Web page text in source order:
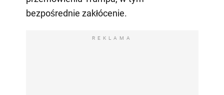
bezpośrednie zakłócenie.
REKLAMA